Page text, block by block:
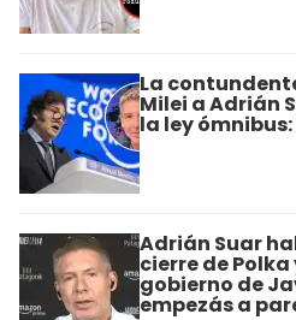
La
Milei a Adrián
la ley
Adrián Suar
cierre de
gobierno de
empezás a